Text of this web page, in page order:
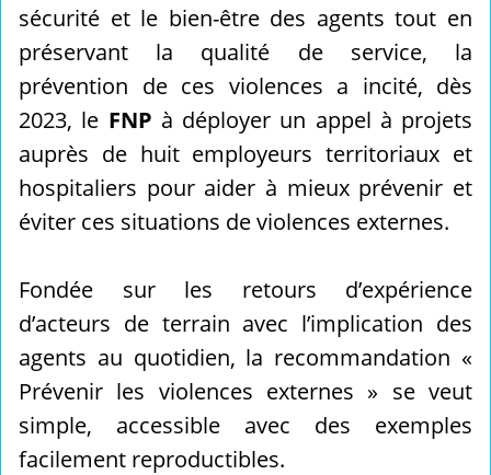
sécurité et le bien-être des agents tout en
préservant la qualité de service, la
prévention de ces violences a incité, dès
2023, le FNP à déployer un appel à projets
auprès de huit employeurs territoriaux et
hospitaliers pour aider à mieux prévenir et
éviter ces situations de violences externes.
Fondée sur les retours d’expérience
d’acteurs de terrain avec l’implication des
agents au quotidien, la recommandation «
Prévenir les violences externes » se veut
simple, accessible avec des exemples
facilement reproductibles.